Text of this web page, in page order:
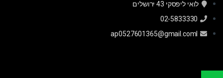
לואי ליפסקי 43 ירושלים
02-5833330
ap0527601365@gmail.coml